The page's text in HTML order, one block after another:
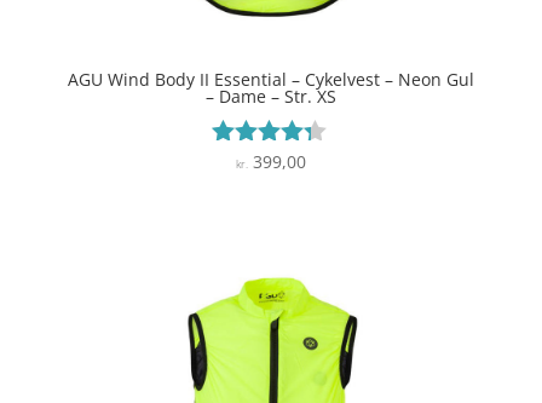
AGU Wind Body II Essential – Cykelvest – Neon Gul
– Dame – Str. XS
Vurderet
kr. 399,00